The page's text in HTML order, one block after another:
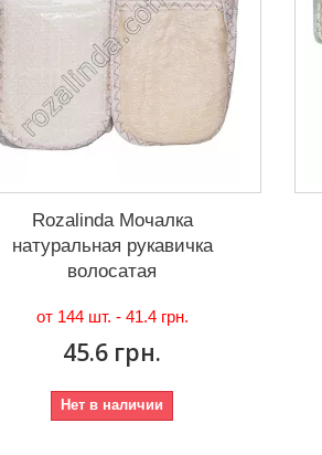
Rozalinda Мочалка
натуральная рукавичка
волосатая
от 144 шт. - 41.4 грн.
45.6 грн.
Нет в наличии